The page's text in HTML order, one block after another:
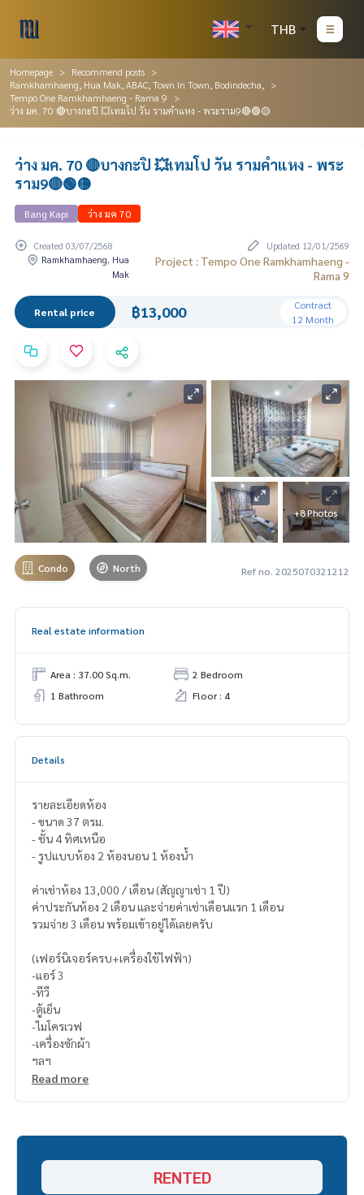
THB
Homepage
Recommend posts
Ramkhamhaeng, Hua Mak, ABAC, Town In Town, Bodindecha,
Tempo One Ramkhamhaeng - Rama 9
ว่าง มค. 70 🔴บางกะปิ 💥เทมโป วัน รามคำแหง - พระราม9🔴🟢🟡
ว่าง มค. 70 🔴บางกะปิ 💥เทมโป วัน รามคำแหง - พระ
ราม9🔴🟢🟡
Bang Kapi ว่าง มค 70
Created 03/07/2568
Updated 12/01/2569
Ramkhamhaeng, Hua
Mak
Project : Tempo One Ramkhamhaeng -
Rama 9
Rental price ฿13,000
Contract
12 Month
+8 Photos
Condo North Ref no. 2025070321212
Real estate information
Area : 37.00 Sq.m.
2 Bedroom
1 Bathroom
Floor : 4
Details
รายละเอียดห้อง
- ขนาด 37 ตรม.
- ชั้น 4 ทิศเหนือ
- รูปแบบห้อง 2 ห้องนอน 1 ห้องน้ำ
ค่าเช่าห้อง 13,000 / เดือน (สัญญาเช่า 1 ปี)
ค่าประกันห้อง 2 เดือน และจ่ายค่าเช่าเดือนแรก 1 เดือน
รวมจ่าย 3 เดือน พร้อมเข้าอยู่ได้เลยครับ
(เฟอร์นิเจอร์ครบ+เครื่องใช้ไฟฟ้า)
-แอร์ 3
-ทีวี
-ตู้เย็น
-ไมโครเวฟ
-เครื่องซักผ้า
ฯลฯ
Read more
RENTED